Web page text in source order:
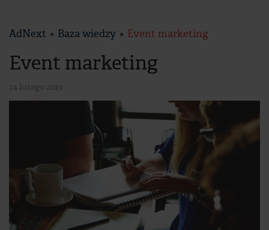
AdNext Baza wiedzy Event marketing
Event marketing